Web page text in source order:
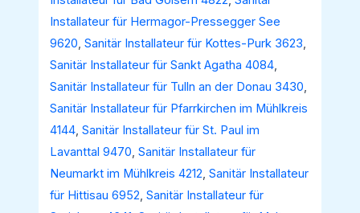
Installateur für Hermagor-Pressegger See
9620,Sanitär Installateur für Kottes-Purk 3623,
Sanitär Installateur für Sankt Agatha 4084,
Sanitär Installateur für Tulln an der Donau 3430,
Sanitär Installateur für Pfarrkirchen im Mühlkreis
4144,Sanitär Installateur für St. Paul im
Lavanttal 9470,Sanitär Installateur für
Neumarkt im Mühlkreis 4212,Sanitär Installateur
für Hittisau 6952,Sanitär Installateur für